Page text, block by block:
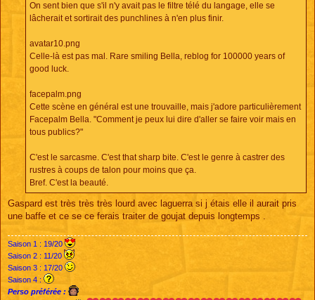
On sent bien que s'il n'y avait pas le filtre télé du langage, elle se
lâcherait et sortirait des punchlines à n'en plus finir.
avatar10.png
Celle-là est pas mal. Rare smiling Bella, reblog for 100000 years of
good luck.
facepalm.png
Cette scène en général est une trouvaille, mais j'adore particulièrement
Facepalm Bella. "Comment je peux lui dire d'aller se faire voir mais en
tous publics?"
C'est le sarcasme. C'est that sharp bite. C'est le genre à castrer des
rustres à coups de talon pour moins que ça.
Bref. C'est la beauté.
Gaspard est très très très lourd avec laguerra si j étais elle il aurait pris
une baffe et ce se ce ferais traiter de goujat depuis longtemps .
Saison 1 : 19/20
Saison 2 : 11/20
Saison 3 : 17/20
Saison 4 :
Perso préférée :